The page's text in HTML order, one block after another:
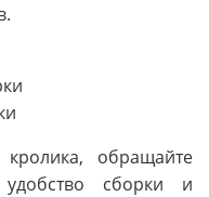
обращайте
сборки и